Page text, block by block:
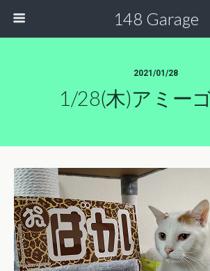
148 Garage
2021/01/28
1/28(木)アミー